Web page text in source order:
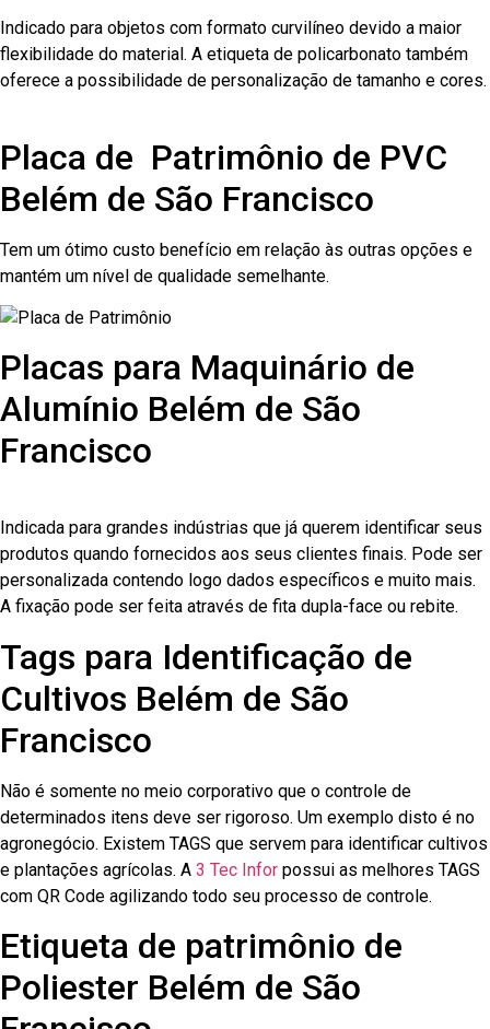
Indicado para objetos com formato curvilíneo devido a maior
flexibilidade do material. A etiqueta de policarbonato também
oferece a possibilidade de personalização de tamanho e cores.
Placa de Patrimônio de PVC
Belém de São Francisco
Tem um ótimo custo benefício em relação às outras opções e
mantém um nível de qualidade semelhante.
Placas para Maquinário de
Alumínio Belém de São
Francisco
Indicada para grandes indústrias que já querem identificar seus
produtos quando fornecidos aos seus clientes finais. Pode ser
personalizada contendo logo dados específicos e muito mais.
A fixação pode ser feita através de fita dupla-face ou rebite.
Tags para Identificação de
Cultivos Belém de São
Francisco
Não é somente no meio corporativo que o controle de
determinados itens deve ser rigoroso. Um exemplo disto é no
agronegócio. Existem TAGS que servem para identificar cultivos
e plantações agrícolas. A 3 Tec Infor possui as melhores TAGS
com QR Code agilizando todo seu processo de controle.
Etiqueta de patrimônio de
Poliester Belém de São